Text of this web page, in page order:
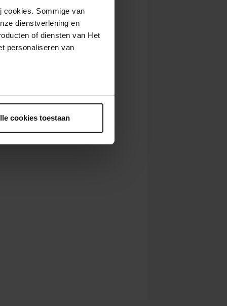
cookies. Sommige van
dienstverlening en
of diensten van Het
personaliseren van
cookies toestaan